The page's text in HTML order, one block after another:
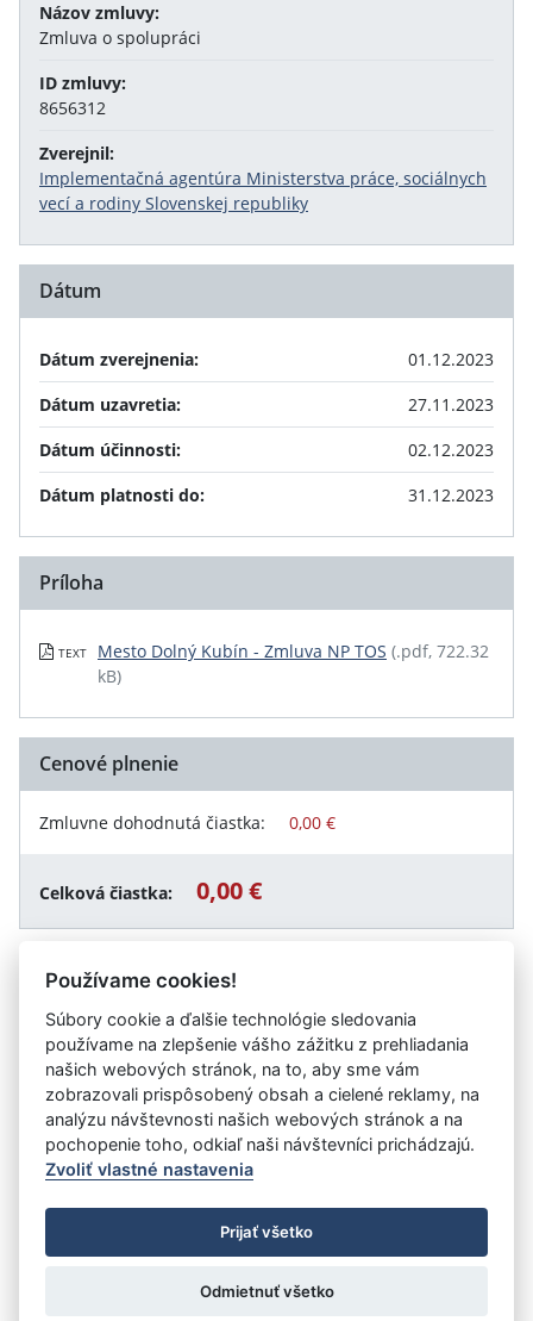
Názov zmluvy:
Zmluva o spolupráci
ID zmluvy:
8656312
Zverejnil:
Implementačná agentúra Ministerstva práce, sociálnych
vecí a rodiny Slovenskej republiky
Dátum
Dátum zverejnenia:
01.12.2023
Dátum uzavretia:
27.11.2023
Dátum účinnosti:
02.12.2023
Dátum platnosti do:
31.12.2023
Príloha
TEXT Mesto Dolný Kubín - Zmluva NP TOS (.pdf, 722.32
kB)
Cenové plnenie
Zmluvne dohodnutá čiastka: 0,00 €
Celková čiastka: 0,00 €
Vystavil:Implementačná agentúra Ministerstva práce,
sociálnych vecí a rodiny Slovenskej republiky
Úrad vlády SR
- Všetky práva vyhradené
Prehlásenie o prístupnosti
Zmluvy do 31.12.2010
Nastavenia cookies
: Aglo Solutions
Používame cookies!
Súbory cookie a ďalšie technológie sledovania
používame na zlepšenie vášho zážitku z prehliadania
našich webových stránok, na to, aby sme vám
zobrazovali prispôsobený obsah a cielené reklamy, na
analýzu návštevnosti našich webových stránok a na
pochopenie toho, odkiaľ naši návštevníci prichádzajú.
Zvoliť vlastné nastavenia
Prijať všetko
Odmietnuť všetko